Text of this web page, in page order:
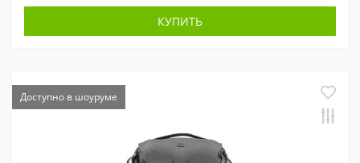
КУПИТЬ
Доступно в шоуруме